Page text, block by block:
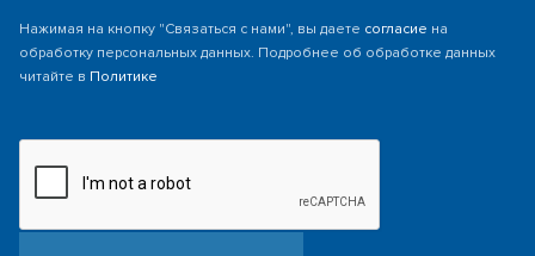
Нажимая на кнопку "Связаться с нами", вы даете согласие на
обработку персональных данных. Подробнее об обработке данных
читайте в Политике